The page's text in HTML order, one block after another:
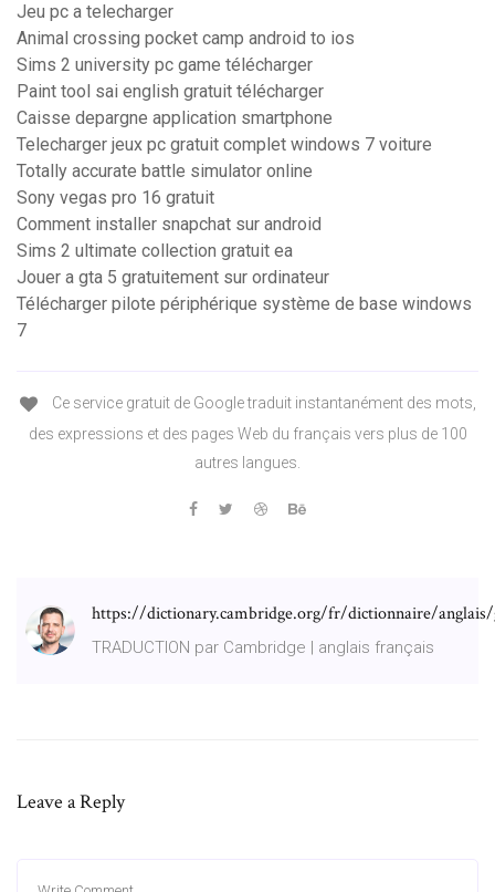
Jeu pc a telecharger
Animal crossing pocket camp android to ios
Sims 2 university pc game télécharger
Paint tool sai english gratuit télécharger
Caisse depargne application smartphone
Telecharger jeux pc gratuit complet windows 7 voiture
Totally accurate battle simulator online
Sony vegas pro 16 gratuit
Comment installer snapchat sur android
Sims 2 ultimate collection gratuit ea
Jouer a gta 5 gratuitement sur ordinateur
Télécharger pilote périphérique système de base windows
7
Ce service gratuit de Google traduit instantanément des mots,
des expressions et des pages Web du français vers plus de 100
autres langues.
https://dictionary.cambridge.org/fr/dictionnaire/anglais/
TRADUCTION par Cambridge | anglais français
Leave a Reply